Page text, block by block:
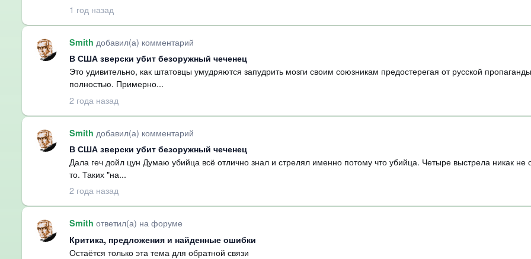
1 год назад
Smith добавил(а) комментарий
В США зверски убит безоружный чеченец
Это удивительно, как штатовцы умудряются запудрить мозги своим союзникам предостерегая от русской
полностью. Примерно...
2 года назад
Smith добавил(а) комментарий
В США зверски убит безоружный чеченец
Дала геч дойл цун Думаю убийца всё отлично знал и стрелял именно потому что убийца. Четыре выстрела никак не
то. Таких "на...
2 года назад
Smith ответил(а) на форуме
Критика, предложения и найденные ошибки
Остаётся только эта тема для обратной связи